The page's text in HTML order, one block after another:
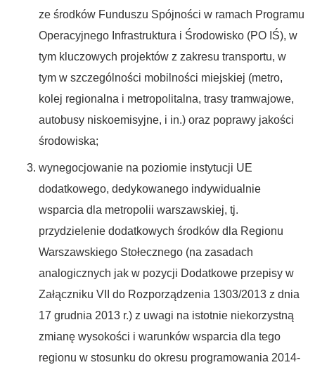
ze środków Funduszu Spójności w ramach Programu
Operacyjnego Infrastruktura i Środowisko (PO IŚ), w
tym kluczowych projektów z zakresu transportu, w
tym w szczególności mobilności miejskiej (metro,
kolej regionalna i metropolitalna, trasy tramwajowe,
autobusy niskoemisyjne, i in.) oraz poprawy jakości
środowiska;
wynegocjowanie na poziomie instytucji UE
dodatkowego, dedykowanego indywidualnie
wsparcia dla metropolii warszawskiej, tj.
przydzielenie dodatkowych środków dla Regionu
Warszawskiego Stołecznego (na zasadach
analogicznych jak w pozycji Dodatkowe przepisy w
Załączniku VII do Rozporządzenia 1303/2013 z dnia
17 grudnia 2013 r.) z uwagi na istotnie niekorzystną
zmianę wysokości i warunków wsparcia dla tego
regionu w stosunku do okresu programowania 2014-